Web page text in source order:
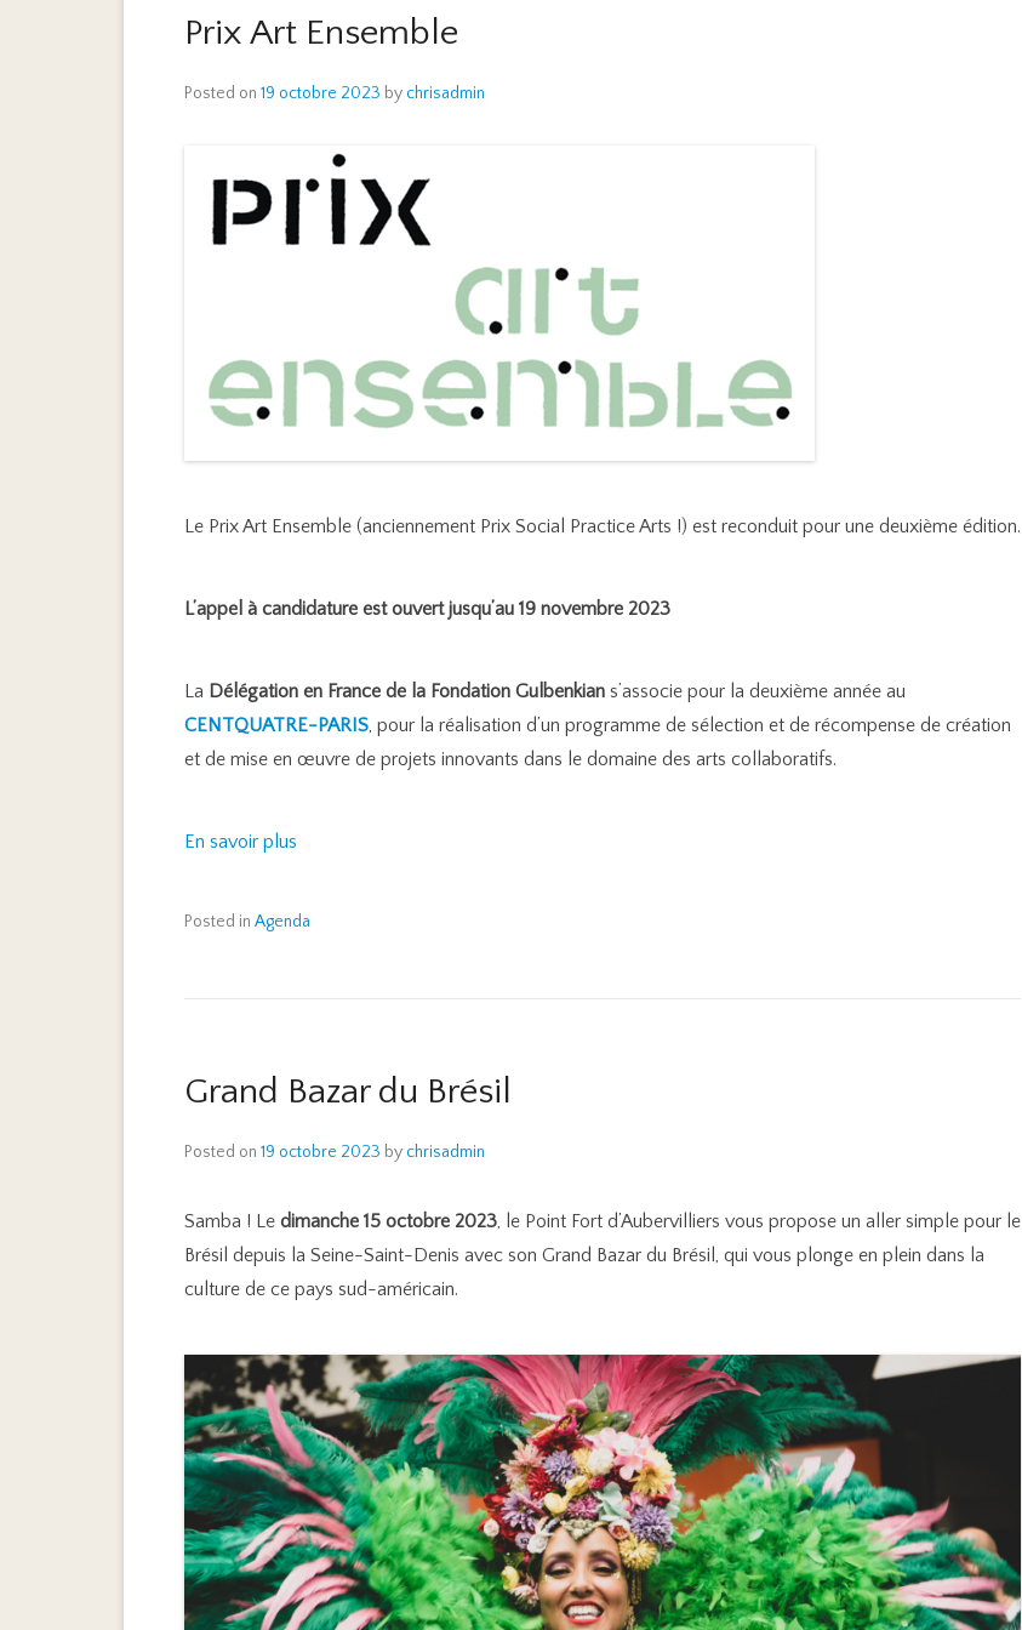
Prix Art Ensemble
Posted on 19 octobre 2023 by chrisadmin
Le Prix Art Ensemble (anciennement Prix Social Practice Arts !) est reconduit pour une deuxième édition.
L’appel à candidature est ouvert jusqu’au 19 novembre 2023
La Délégation en France de la Fondation Gulbenkian s’associe pour la deuxième année au
CENTQUATRE-PARIS, pour la réalisation d’un programme de sélection et de récompense de création
et de mise en œuvre de projets innovants dans le domaine des arts collaboratifs.
En savoir plus
Posted in Agenda
Grand Bazar du Brésil
Posted on 19 octobre 2023 by chrisadmin
Samba ! Le dimanche 15 octobre 2023, le Point Fort d’Aubervilliers vous propose un aller simple pour le
Brésil depuis la Seine-Saint-Denis avec son Grand Bazar du Brésil, qui vous plonge en plein dans la
culture de ce pays sud-américain.